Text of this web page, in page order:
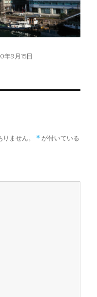
年9月15日
ません。 * が付いている